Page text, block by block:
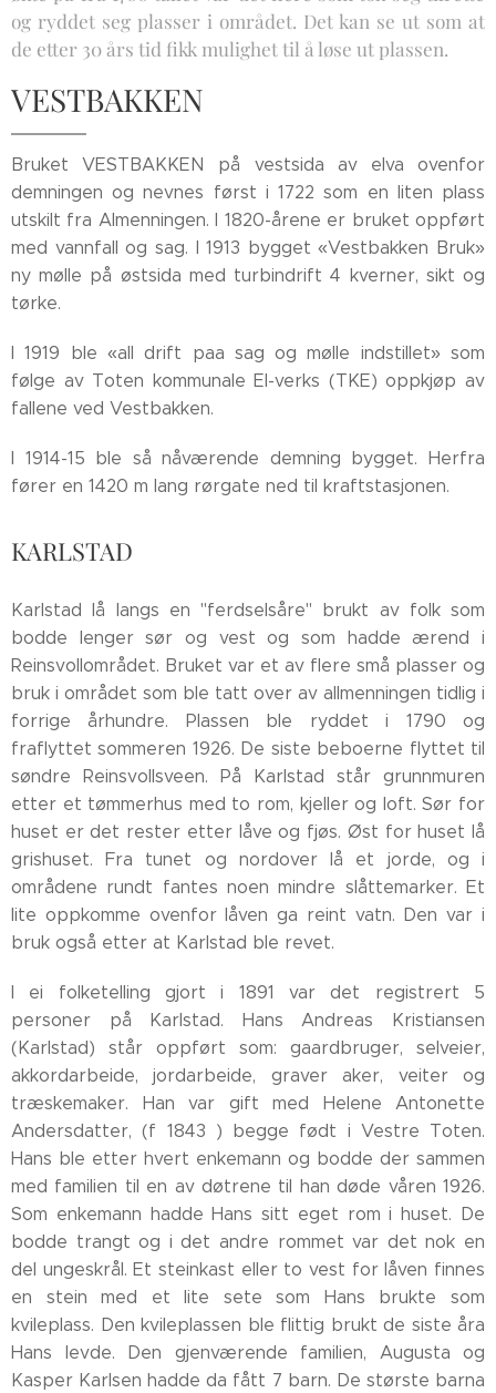
og ryddet seg plasser i området. Det kan se ut som at
de etter 30 års tid fikk mulighet til å løse ut plassen.
VESTBAKKEN
Bruket VESTBAKKEN på vestsida av elva ovenfor
demningen og nevnes først i 1722 som en liten plass
utskilt fra Almenningen. I 1820-årene er bruket oppført
med vannfall og sag. I 1913 bygget «Vestbakken Bruk»
ny mølle på østsida med turbindrift 4 kverner, sikt og
tørke.
I 1919 ble «all drift paa sag og mølle indstillet» som
følge av Toten kommunale El-verks (TKE) oppkjøp av
fallene ved Vestbakken.
I 1914-15 ble så nåværende demning bygget. Herfra
fører en 1420 m lang rørgate ned til kraftstasjonen.
KARLSTAD
Karlstad lå langs en "ferdselsåre" brukt av folk som
bodde lenger sør og vest og som hadde ærend i
Reinsvollområdet. Bruket var et av flere små plasser og
bruk i området som ble tatt over av allmenningen tidlig i
forrige århundre. Plassen ble ryddet i 1790 og
fraflyttet sommeren 1926. De siste beboerne flyttet til
søndre Reinsvollsveen. På Karlstad står grunnmuren
etter et tømmerhus med to rom, kjeller og loft. Sør for
huset er det rester etter låve og fjøs. Øst for huset lå
grishuset. Fra tunet og nordover lå et jorde, og i
områdene rundt fantes noen mindre slåttemarker. Et
lite oppkomme ovenfor låven ga reint vatn. Den var i
bruk også etter at Karlstad ble revet.
I ei folketelling gjort i 1891 var det registrert 5
personer på Karlstad. Hans Andreas Kristiansen
(Karlstad) står oppført som: gaardbruger, selveier,
akkordarbeide, jordarbeide, graver aker, veiter og
træskemaker. Han var gift med Helene Antonette
Andersdatter, (f 1843 ) begge født i Vestre Toten.
Hans ble etter hvert enkemann og bodde der sammen
med familien til en av døtrene til han døde våren 1926.
Som enkemann hadde Hans sitt eget rom i huset. De
bodde trangt og i det andre rommet var det nok en
del ungeskrål. Et steinkast eller to vest for låven finnes
en stein med et lite sete som Hans brukte som
kvileplass. Den kvileplassen ble flittig brukt de siste åra
Hans levde. Den gjenværende familien, Augusta og
Kasper Karlsen hadde da fått 7 barn. De største barna